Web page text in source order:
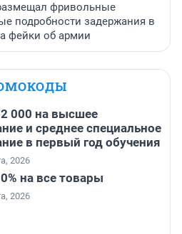
фривольные
подробности задержания в
фейки об армии
000 на высшее
и среднее специальное
в первый год обучения
2026
на все товары
2026